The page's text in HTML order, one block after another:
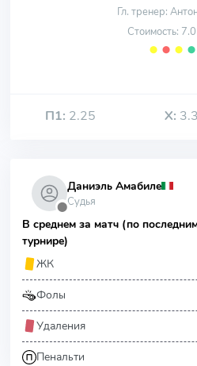
Гл. тренер:
Стоимость:
⬤ ⬤ ⬤ ⬤
П1: 2.25 Х: 3.3
⬤
Даниэль Амабиле
Судья
В среднем за матч (по
турнире)
ЖК
Фолы
Удаления
Пенальти